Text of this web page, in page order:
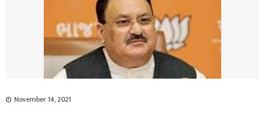
November 14, 2021